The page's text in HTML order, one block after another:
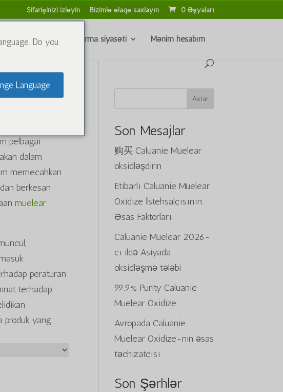
Sifarişinizi izləyin Bizimlə əlaqə saxlayın 0 Əşyaları
Geri ödəmə və qaytarma siyasəti Mənim hesabım
pelbagai
dalam
memecahkan
berkesan
muelear
peraturan
terhadap
produk yang
Axtar
Son Mesajlar
购买 Caluanie Muelear
oksidləşdirin
Etibarlı Caluanie Muelear
Oxidize İstehsalçısının
Əsas Faktorları
Caluanie Muelear 2026-
cı ildə Asiyada
oksidləşmə tələbi
99.9% Purity Caluanie
Muelear Oxidize
Avropada Caluanie
Muelear Oxidize-nin əsas
təchizatçısı
Son Şərhlər
Do you
Language